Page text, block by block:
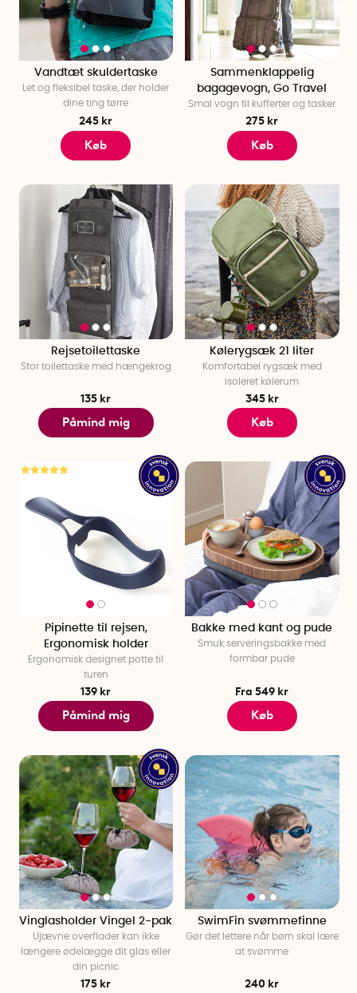
Vandtæt skuldertaske
Let og fleksibel taske, der holder
dine ting tørre
245 kr
Køb
Sammenklappelig
bagagevogn, Go Travel
Smal vogn til kufferter og tasker
275 kr
Køb
Rejsetoilettaske
Stor toilettaske med hængekrog
135 kr
Påmind mig
Kølerygsæk 21 liter
Komfortabel rygsæk med
isoleret kølerum
345 kr
Køb
Pipinette til rejsen,
Ergonomisk holder
Ergonomisk designet potte til
turen
139 kr
Påmind mig
Bakke med kant og pude
Smuk serveringsbakke med
formbar pude
Fra 549 kr
Køb
Vinglasholder Vingel 2-pak
Ujævne overflader kan ikke
længere ødelægge dit glas eller
din picnic
175 kr
SwimFin svømmefinne
Gør det lettere når børn skal lære
at svømme
240 kr